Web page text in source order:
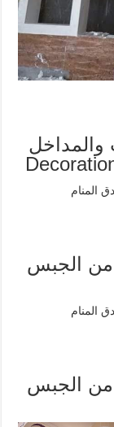
الجبس
الجبس